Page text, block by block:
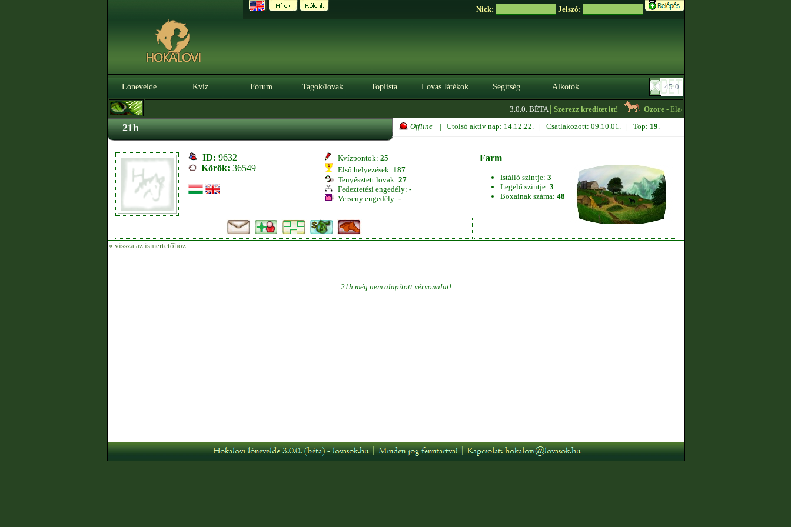
Nick: Jelszó:
Lónevelde Kvíz Fórum Tagok/lovak Toplista Lovas Játékok Segítség Alkotók
3.0.0. BÉTA|Szerezz kreditet itt! Ozore- Eladó 1800+thps Tennessee Walker
21h Offline | Utolsó aktív nap: 14.12.22. | Csatlakozott: 09.10.01. | Top: 19.
ID: 9632
Körök: 36549
Kvízpontok: 25
Első helyezések: 187
Tenyésztett lovak: 27
Fedeztetési engedély: -
Verseny engedély: -
Farm
Istálló szintje: 3
Legelő szintje: 3
Boxainak száma: 48
« vissza az ismertetőhöz
21h még nem alapított vérvonalat!